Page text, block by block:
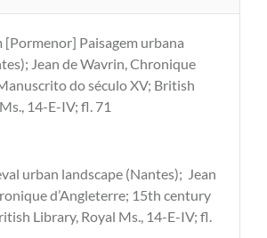
[Pormenor] Paisagem urbana
Jean de Wavrin, Chronique
do século XV; British
14-E-IV; fl. 71
urban landscape (Nantes); Jean
d’Angleterre; 15th century
Library, Royal Ms., 14-E-IV; fl.